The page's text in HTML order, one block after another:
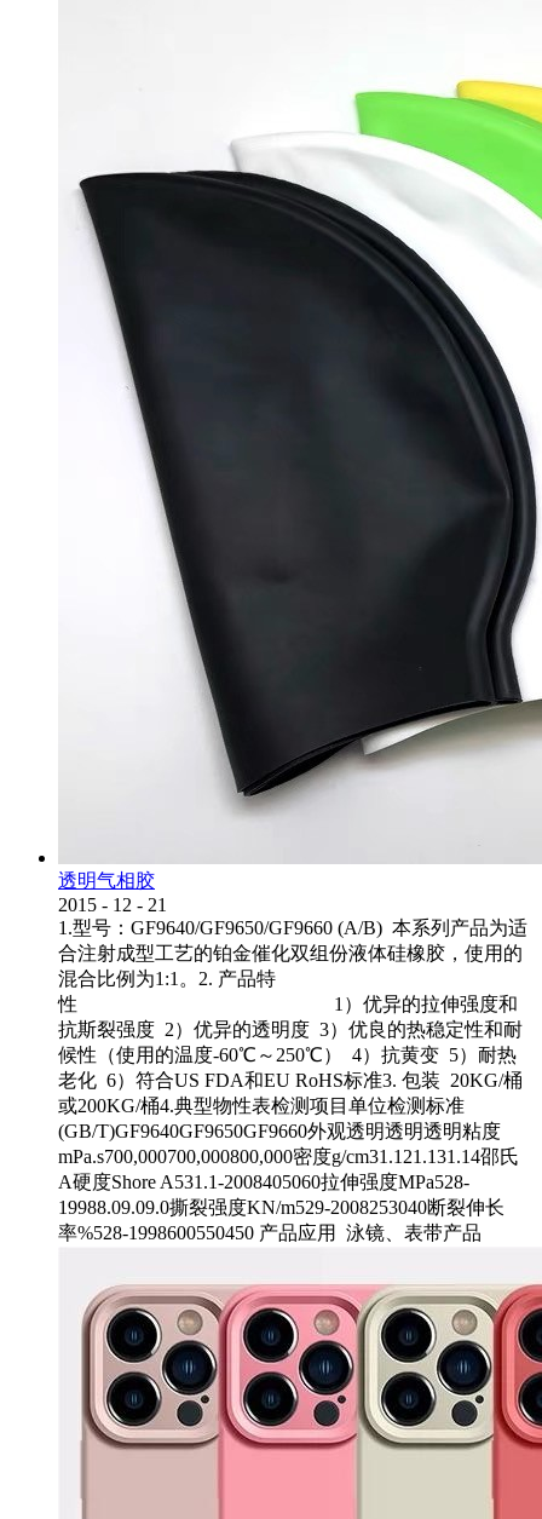
透明气相胶
2015 - 12 - 21
1.型号：GF9640/GF9650/GF9660 (A/B) 本系列产品为适
合注射成型工艺的铂金催化双组份液体硅橡胶，使用的
混合比例为1:1。2. 产品特
性 1）优异的拉伸强度和
抗斯裂强度 2）优异的透明度 3）优良的热稳定性和耐
候性（使用的温度-60℃～250℃） 4）抗黄变 5）耐热
老化 6）符合US FDA和EU RoHS标准3. 包装 20KG/桶
或200KG/桶4.典型物性表检测项目单位检测标准
(GB/T)GF9640GF9650GF9660外观透明透明透明粘度
mPa.s700,000700,000800,000密度g/cm31.121.131.14邵氏
A硬度Shore A531.1-2008405060拉伸强度MPa528-
19988.09.09.0撕裂强度KN/m529-2008253040断裂伸长
率%528-1998600550450 产品应用 泳镜、表带产品